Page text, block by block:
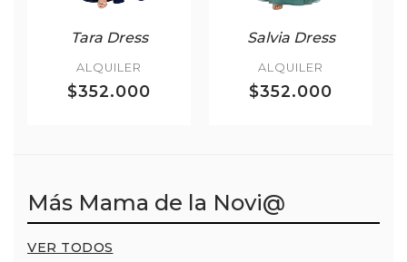
Tara Dress
ALQUILER
$352.000
Salvia Dress
ALQUILER
$352.000
Más Mama de la Novi@
VER TODOS